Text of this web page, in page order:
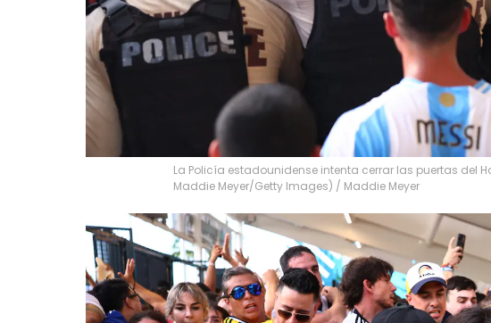
La Policía estadounidense intenta cerrar las puertas del
Maddie Meyer/Getty Images) / Maddie Meyer